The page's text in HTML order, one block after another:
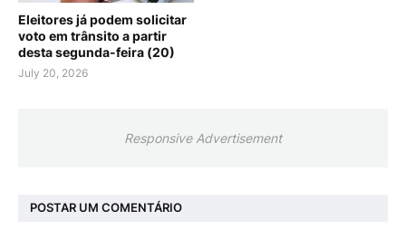
Eleitores já podem solicitar
voto em trânsito a partir
desta segunda-feira (20)
July 20, 2026
Responsive Advertisement
POSTAR UM COMENTÁRIO